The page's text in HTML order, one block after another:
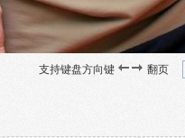
支持键盘方向键 翻页